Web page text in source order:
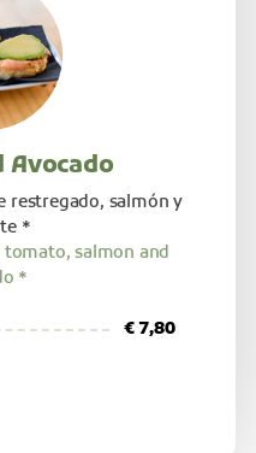
Avocado
restregado, salmón y
*
salmon and
*
€ 7,80